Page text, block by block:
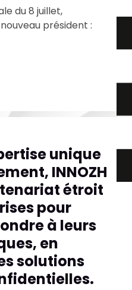
du 8 juillet,
président :
unique
INNOZH
étroit
pour
à leurs
en
solutions